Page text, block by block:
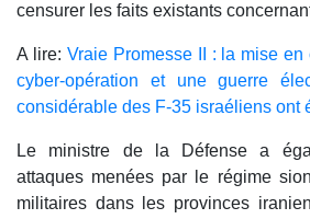
censurer les faits existants
A lire: Vraie Promesse II : la mise
cyber-opération et une guerre
considérable des F-35 israéliens ont
Le ministre de la Défense a
attaques menées par le régime
militaires dans les provinces